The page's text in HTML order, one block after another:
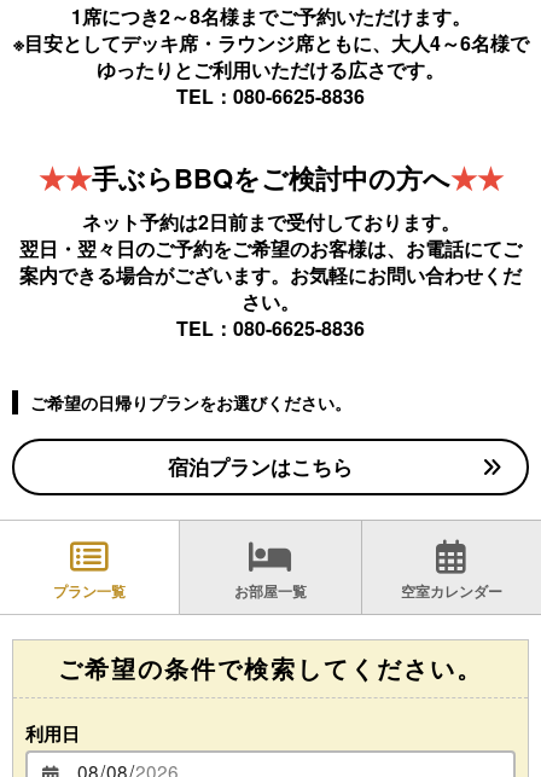
1席につき2～8名様までご予約いただけます。
※目安としてデッキ席・ラウンジ席ともに、大人4～6名様で
ゆったりとご利用いただける広さです。
TEL：080-6625-8836
★★手ぶらBBQをご検討中の方へ★★
ネット予約は2日前まで受付しております。
翌日・翌々日のご予約をご希望のお客様は、お電話にてご
案内できる場合がございます。お気軽にお問い合わせくだ
さい。
TEL：080-6625-8836
ご希望の日帰りプランをお選びください。
宿泊プランはこちら
プラン一覧 お部屋一覧 空室カレンダー
ご希望の条件で検索してください。
利用日